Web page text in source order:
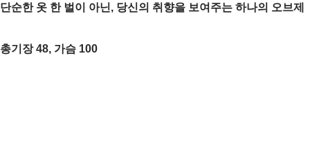
단순한 옷 한 벌이 아닌, 당신의 취향을 보여주는 하나의 오브제
총기장 48, 가슴 100